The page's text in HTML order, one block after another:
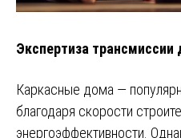
Экспертиза трансмиссии
Каркасные дома —
благодаря скорости
энергоэффективности.